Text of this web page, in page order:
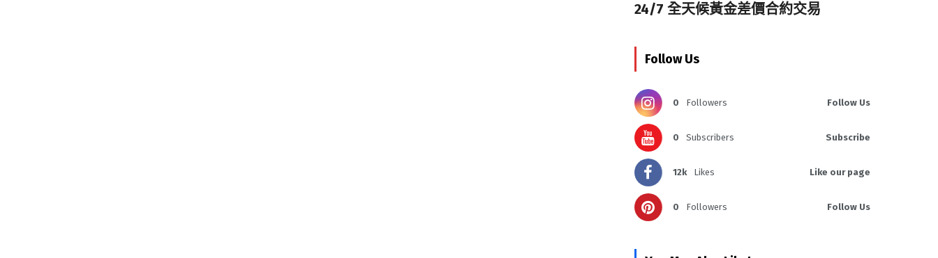
24/7 全天候黃金差價合約交易
Follow Us
0 Followers Follow Us
0 Subscribers Subscribe
12k Likes Like our page
0 Followers Follow Us